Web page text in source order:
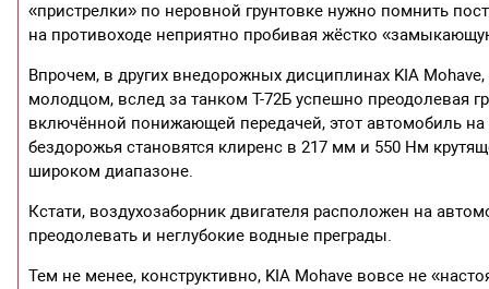
«пристрелки» по неровной грунтовке нужно помнить
на противоходе неприятно пробивая жёстко
Впрочем, в других внедорожных дисциплинах KIA
молодцом, вслед за танком Т-72Б успешно преодолевая
включённой понижающей передачей, этот автомобиль
бездорожья становятся клиренс в 217 мм и 550 Нм
широком диапазоне.
Кстати, воздухозаборник двигателя расположен на
преодолевать и неглубокие водные преграды.
Тем не менее, конструктивно, KIA Mohave вовсе не